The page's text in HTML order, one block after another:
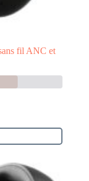
fil ANC et